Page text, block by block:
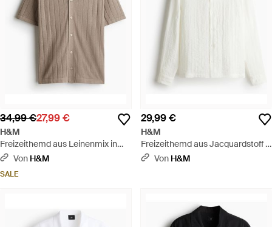
34,99 €27,99 €
H&M
Freizeithemd aus Leinenmix in
Regular Fit - Natur
Von H&M
SALE
29,99 €
H&M
Freizeithemd aus Jacquardstoff in
Regular Fit - Weiß
Von H&M